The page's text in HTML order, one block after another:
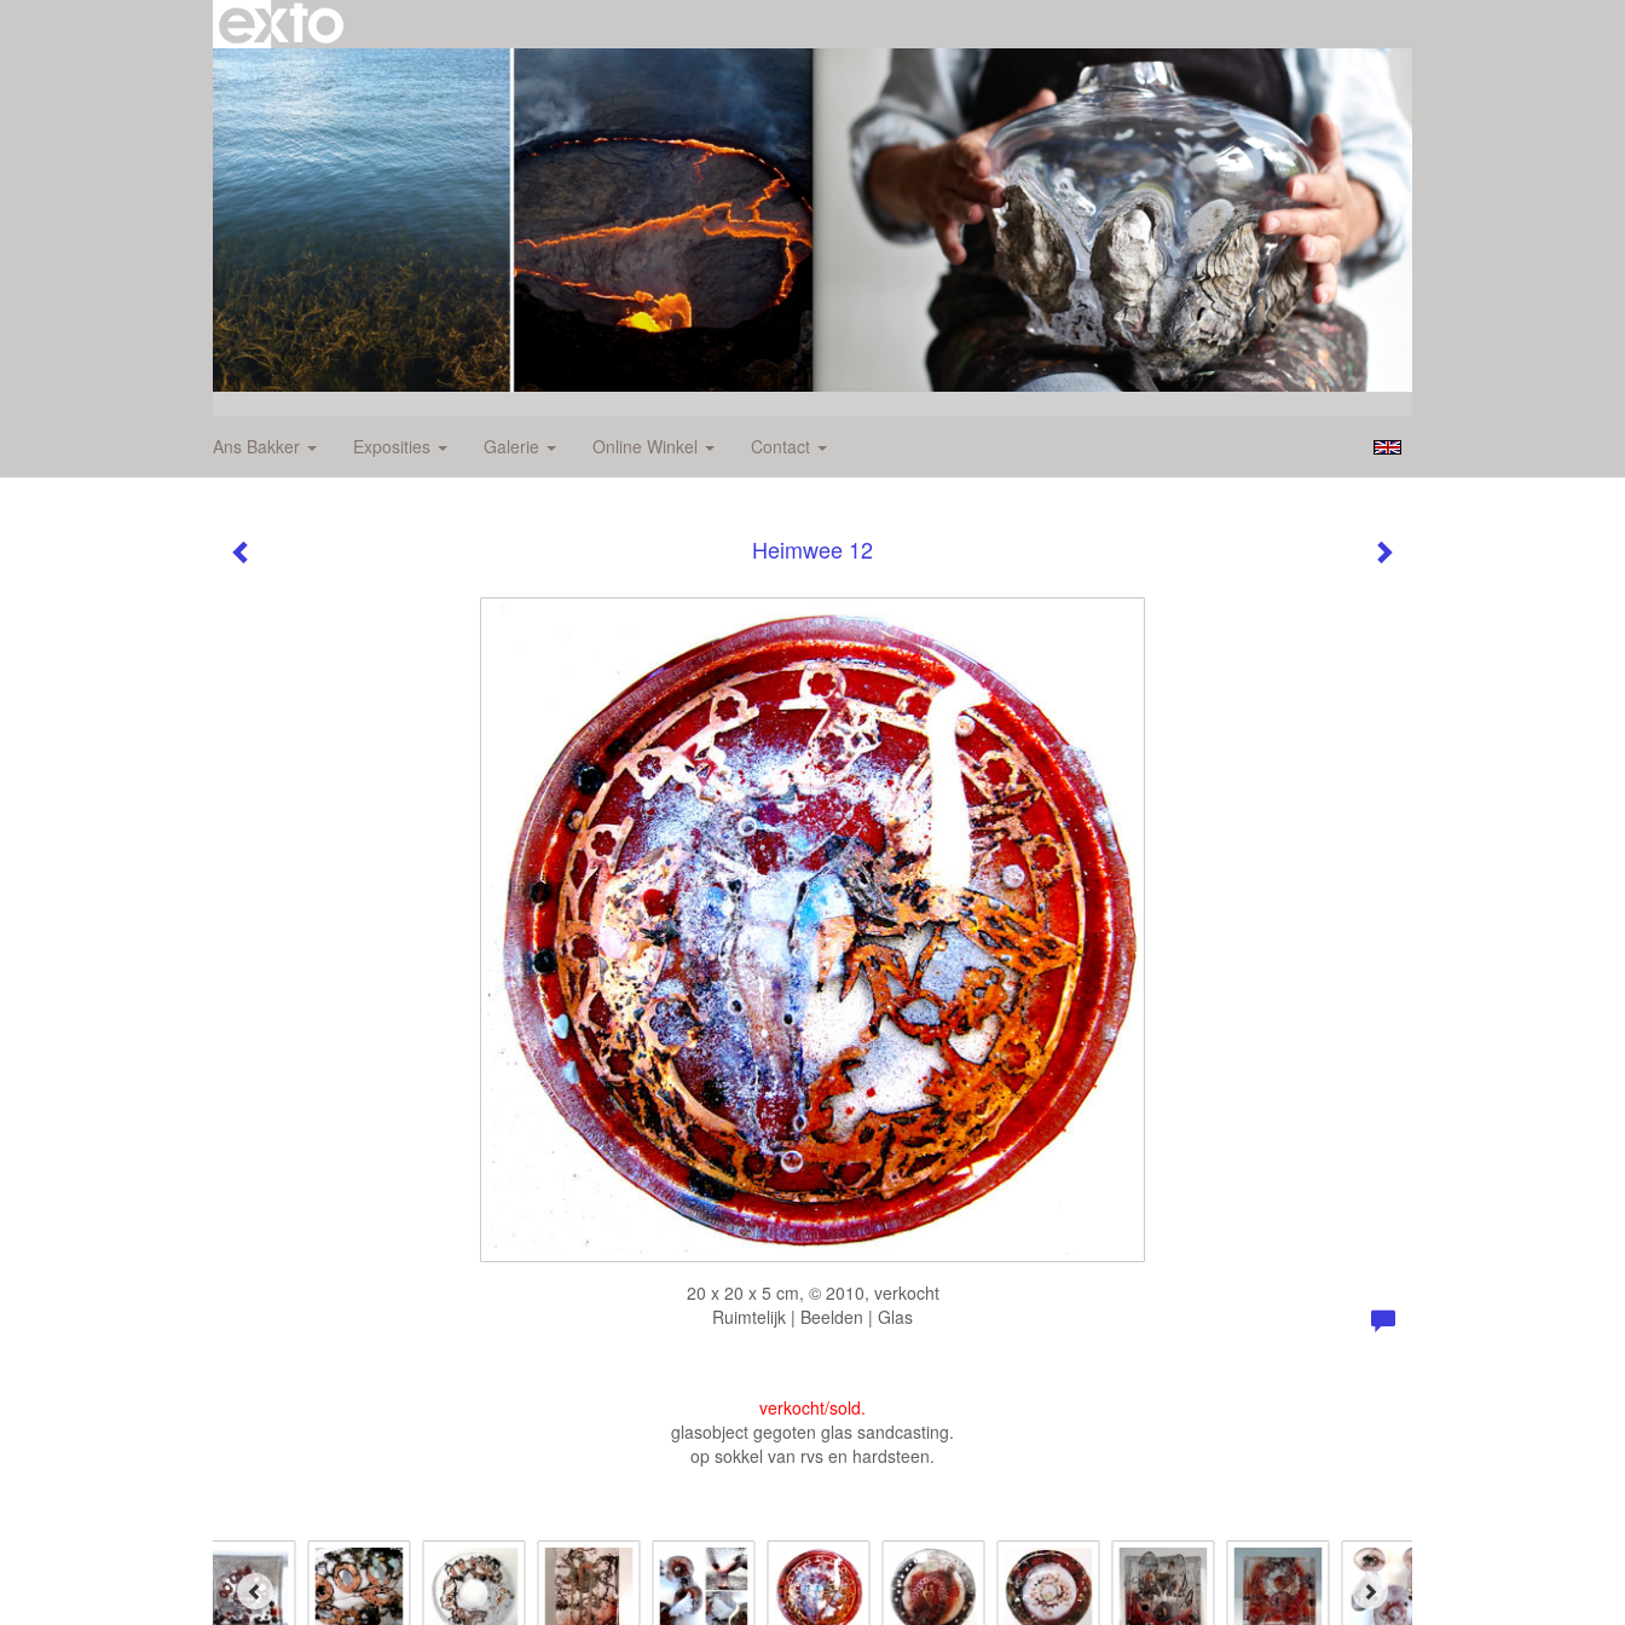
Ans Bakker Exposities Galerie Online Winkel Contact
Heimwee 12
20 x 20 x 5 cm, © 2010, verkocht
Ruimtelijk | Beelden | Glas
verkocht/sold.
glasobject gegoten glas sandcasting.
op sokkel van rvs en hardsteen.